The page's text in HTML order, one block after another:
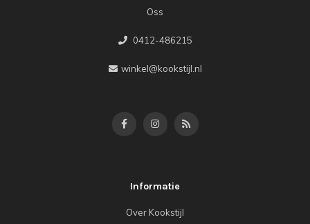
Oss
0412-486215
winkel@kookstijl.nl
Informatie
Over Kookstijl